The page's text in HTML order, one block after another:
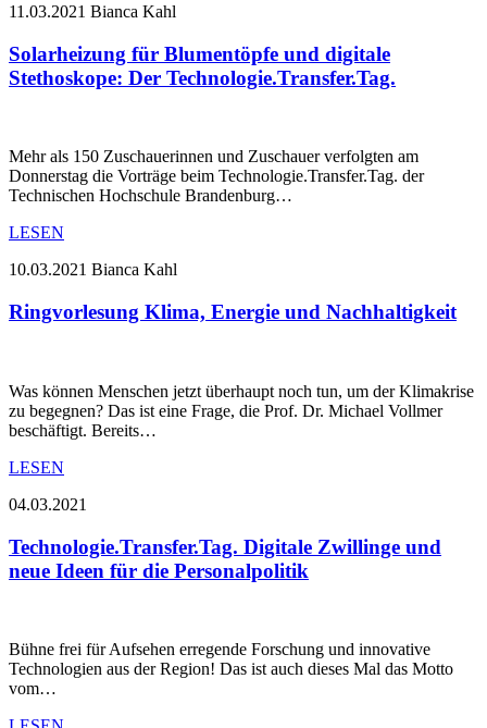
11.03.2021 Bianca Kahl
Solarheizung für Blumentöpfe und digitale
Stethoskope: Der Technologie.Transfer.Tag.
Mehr als 150 Zuschauerinnen und Zuschauer verfolgten am
Donnerstag die Vorträge beim Technologie.Transfer.Tag. der
Technischen Hochschule Brandenburg…
LESEN
10.03.2021 Bianca Kahl
Ringvorlesung Klima, Energie und Nachhaltigkeit
Was können Menschen jetzt überhaupt noch tun, um der Klimakrise
zu begegnen? Das ist eine Frage, die Prof. Dr. Michael Vollmer
beschäftigt. Bereits…
LESEN
04.03.2021
Technologie.Transfer.Tag. Digitale Zwillinge und
neue Ideen für die Personalpolitik
Bühne frei für Aufsehen erregende Forschung und innovative
Technologien aus der Region! Das ist auch dieses Mal das Motto
vom…